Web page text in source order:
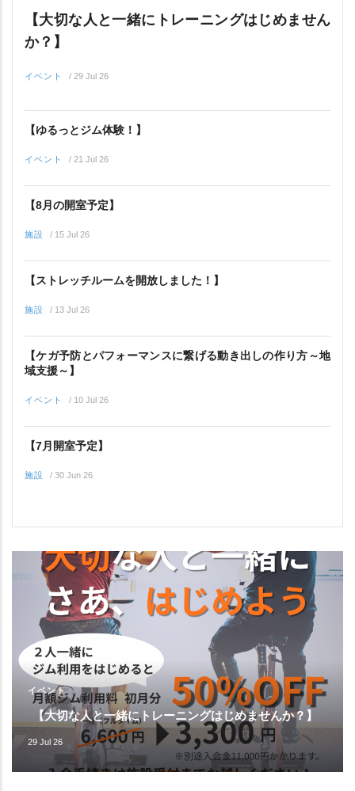
【大切な人と一緒にトレーニングはじめません
か？】
イベント / 29 Jul 26
【ゆるっとジム体験！】
イベント / 21 Jul 26
【8月の開室予定】
施設 / 15 Jul 26
【ストレッチルームを開放しました！】
施設 / 13 Jul 26
【ケガ予防とパフォーマンスに繋げる動き出しの作り方～地
域支援～】
イベント / 10 Jul 26
【7月開室予定】
施設 / 30 Jun 26
イベント
【大切な人と一緒にトレーニングはじめませんか？】
29 Jul 26